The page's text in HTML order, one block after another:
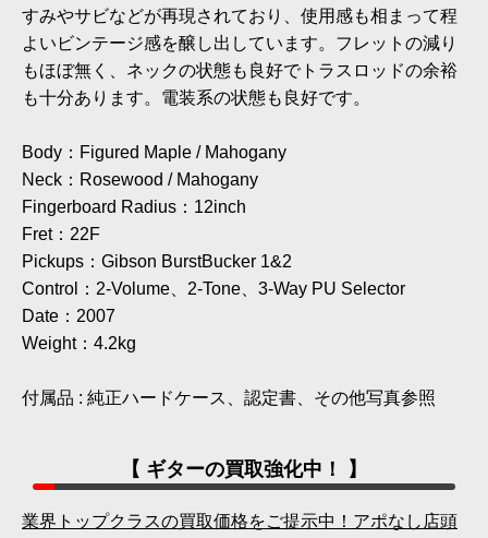
すみやサビなどが再現されており、使用感も相まって程
よいビンテージ感を醸し出しています。フレットの減り
もほぼ無く、ネックの状態も良好でトラスロッドの余裕
も十分あります。電装系の状態も良好です。
Body：Figured Maple / Mahogany
Neck：Rosewood / Mahogany
Fingerboard Radius：12inch
Fret：22F
Pickups：Gibson BurstBucker 1&2
Control：2-Volume、2-Tone、3-Way PU Selector
Date：2007
Weight：4.2kg
付属品 : 純正ハードケース、認定書、その他写真参照
【 ギターの買取強化中！ 】
業界トップクラスの買取価格をご提示中！アポなし店頭